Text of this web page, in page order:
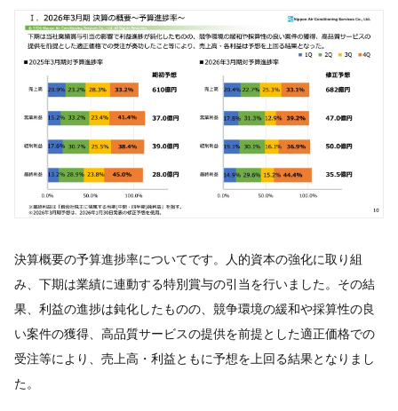
決算概要の予算進捗率についてです。人的資本の強化に取り組
み、下期は業績に連動する特別賞与の引当を行いました。その結
果、利益の進捗は鈍化したものの、競争環境の緩和や採算性の良
い案件の獲得、高品質サービスの提供を前提とした適正価格での
受注等により、売上高・利益ともに予想を上回る結果となりまし
た。